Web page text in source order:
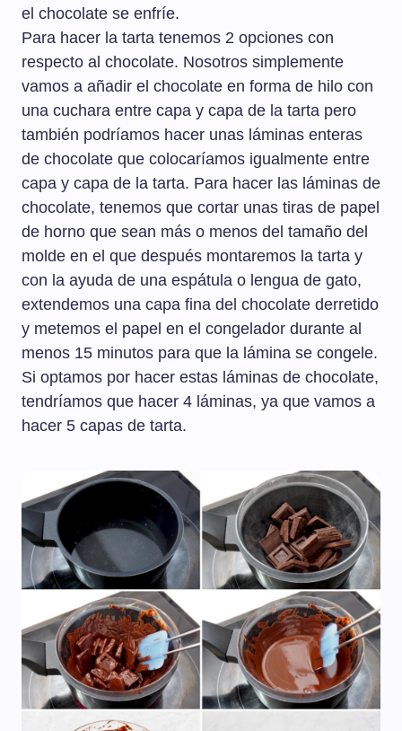
el chocolate se enfríe.
Para hacer la tarta tenemos 2 opciones con
respecto al chocolate. Nosotros simplemente
vamos a añadir el chocolate en forma de hilo con
una cuchara entre capa y capa de la tarta pero
también podríamos hacer unas láminas enteras
de chocolate que colocaríamos igualmente entre
capa y capa de la tarta. Para hacer las láminas de
chocolate, tenemos que cortar unas tiras de papel
de horno que sean más o menos del tamaño del
molde en el que después montaremos la tarta y
con la ayuda de una espátula o lengua de gato,
extendemos una capa fina del chocolate derretido
y metemos el papel en el congelador durante al
menos 15 minutos para que la lámina se congele.
Si optamos por hacer estas láminas de chocolate,
tendríamos que hacer 4 láminas, ya que vamos a
hacer 5 capas de tarta.